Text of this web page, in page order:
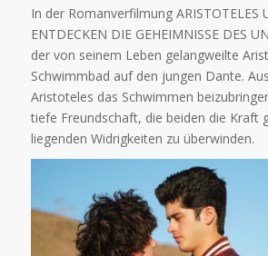
In der Romanverfilmung ARISTOTELES
ENTDECKEN DIE GEHEIMNISSE DES
der von seinem Leben gelangweilte
Schwimmbad auf den jungen Dante.
Aristoteles das Schwimmen
tiefe Freundschaft, die beiden die Kraft
liegenden Widrigkeiten zu überwinden.